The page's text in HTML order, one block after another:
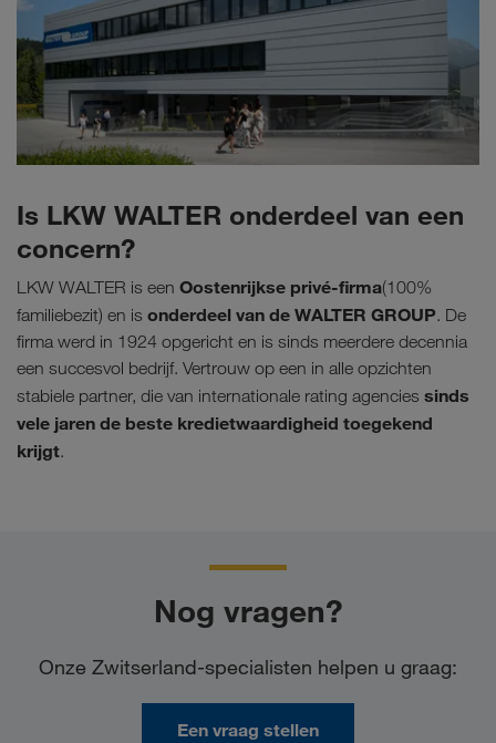
Is LKW WALTER onderdeel van een
concern?
LKW WALTER is een Oostenrijkse privé-firma(100%
familiebezit) en is onderdeel van de WALTER GROUP. De
firma werd in 1924 opgericht en is sinds meerdere decennia
een succesvol bedrijf. Vertrouw op een in alle opzichten
stabiele partner, die van internationale rating agencies sinds
vele jaren de beste kredietwaardigheid toegekend
krijgt.
Nog vragen?
Onze Zwitserland-specialisten helpen u graag:
Een vraag stellen